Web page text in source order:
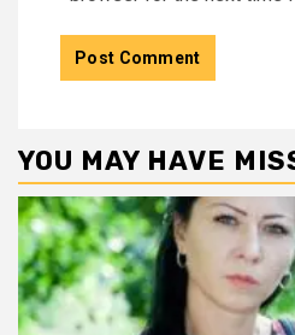
YOU MAY HAVE